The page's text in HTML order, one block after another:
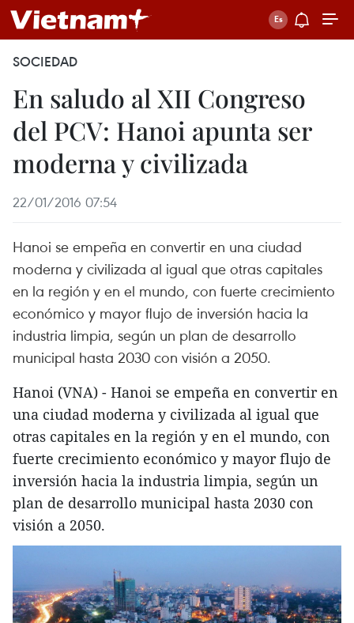
SOCIEDAD
En saludo al XII Congreso
del PCV: Hanoi apunta ser
moderna y civilizada
22/01/2016 07:54
Hanoi se empeña en convertir en una ciudad
moderna y civilizada al igual que otras capitales
en la región y en el mundo, con fuerte crecimiento
económico y mayor flujo de inversión hacia la
industria limpia, según un plan de desarrollo
municipal hasta 2030 con visión a 2050.
Hanoi (VNA) - Hanoi se empeña en convertir en
una ciudad moderna y civilizada al igual que
otras capitales en la región y en el mundo, con
fuerte crecimiento económico y mayor flujo de
inversión hacia la industria limpia, según un
plan de desarrollo municipal hasta 2030 con
visión a 2050.